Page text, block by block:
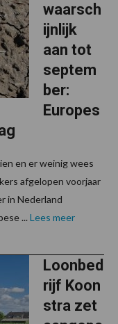
waarsch
ijnlijk
aan tot
septem
ber:
Europes
en er weinig wees
afgelopen voorjaar
in Nederland
... Lees meer
Loonbed
rijf Koon
stra zet